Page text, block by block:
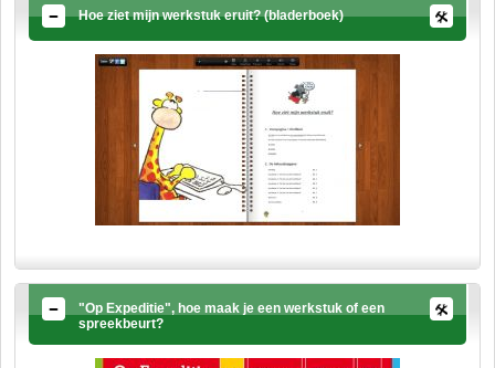
Hoe ziet mijn werkstuk eruit? (bladerboek)
"Op Expeditie", hoe maak je een werkstuk of een
spreekbeurt?